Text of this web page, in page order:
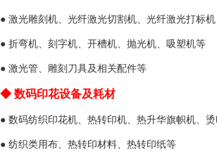
● 激光雕刻机、光纤激光切割机、光纤激光打标
● 折弯机、刻字机、开槽机、抛光机、吸塑机等
● 激光管、雕刻刀具及相关配件等
◆ 数码印花设备及耗材
● 数码纺织印花机、热转印机、热升华旗帜机、
● 纺织类用布、热转印材料、热转印纸等